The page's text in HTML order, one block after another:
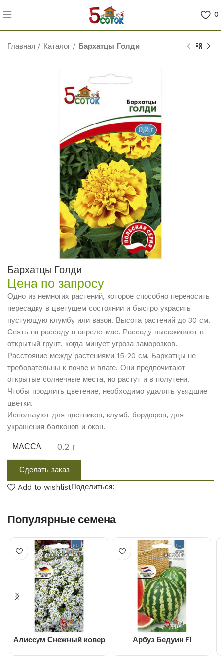
0
Главная / Каталог / Бархатцы Голди
Бархатцы Голди
Цена по запросу
Одно из немногих растений, которое способно переносить
пересадку в цветущем состоянии и быстро украсить
пустующую клумбу или вазон. Высота растений до 30 см.
Сеять на рассаду в апреле-мае. Рассаду высаживают в
открытый грунт, когда минует угроза заморозков.
Расстояние между растениями 15-20 см. Бархатцы не
требовательны к почве и влаге. Они предпочитают
открытые солнечные места, но растут и в полутени.
Чтобы продлить цветение, необходимо удалять увядшие
цветки.
Используют для цветников, клумб, бордюров, для
украшения балконов и окон.
МАССА 0.2 г
Сделать заказ
Add to wishlistПоделиться:
Популярные семена
Алиссум Снежный ковер Арбуз Бедуин F1